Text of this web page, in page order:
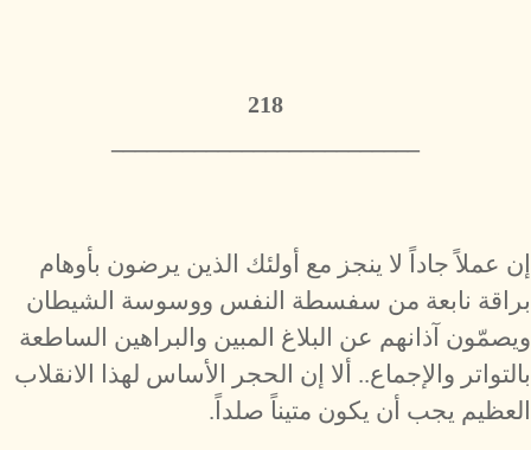
218
إن عملاً جاداً لا ينجز مع أولئك الذين يرضون بأوهام
براقة نابعة من سفسطة النفس ووسوسة الشيطان
ويصمّون آذانهم عن البلاغ المبين والبراهين الساطعة
بالتواتر والإجماع.. ألا إن الحجر الأساس لهذا الانقلاب
العظيم يجب أن يكون متيناً صلداً.